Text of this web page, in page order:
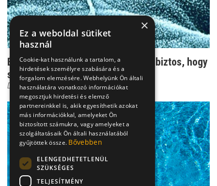
Égő érzés szex után - ez még nem biztos, hogy
spermaallergia
Dr. Tisza Tímea
×
Ez a weboldal sütiket
használ
Cookie-kat használunk a tartalom, a
hirdetések személyre szabására és a
forgalom elemzésére. Webhelyünk Ön általi
használatára vonatkozó információkat
megosztjuk hirdetési és elemző
partnereinkkel is, akik egyesíthetik azokat
más információkkal, amelyeket Ön
biztosított számukra, vagy amelyeket a
szolgáltatásaik Ön általi használatából
gyűjtöttek össze. Bővebben
ELENGEDHETETLENÜL
SZÜKSÉGES
TELJESÍTMÉNY